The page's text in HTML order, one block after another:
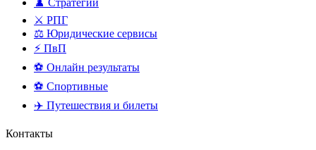
⚔️ РПГ
⚖️ Юридические сервисы
⚡ ПвП
⚽ Онлайн результаты
⚽ Спортивные
✈️ Путешествия и билеты
Контакты